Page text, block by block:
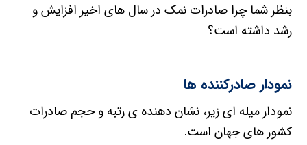
بنظر شما چرا صادرات نمک در سال های اخیر افزایش و
رشد داشته است؟
نمودار صادرکننده ها
نمودار میله ای زیر، نشان دهنده ی رتبه و حجم صادرات
کشور های جهان است.